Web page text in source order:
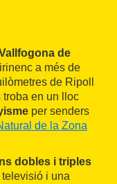
de
a més de
de Ripoll
troba en un lloc
per senders
de la Zona
dobles i triples
i una